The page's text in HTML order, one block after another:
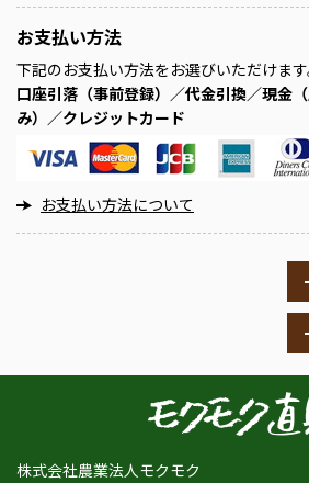
お支払い方法
下記のお支払い方法をお選びいただけます
口座引落（事前登録）／代金引換／現金
み）／クレジットカード
お支払い方法について
株式会社農業法人モクモク